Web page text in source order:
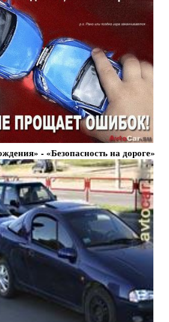
- «Безопасность на дороге»